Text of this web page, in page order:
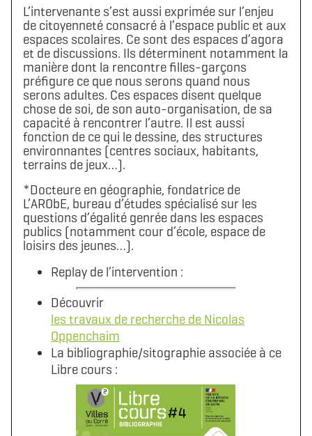
L’intervenante s’est aussi exprimée sur l’enjeu
de citoyenneté consacré à l’espace public et aux
espaces scolaires. Ce sont des espaces d’agora
et de discussions. Ils déterminent notamment la
manière dont la rencontre filles-garçons
préfigure ce que nous serons quand nous
serons adultes. Ces espaces disent quelque
chose de soi, de son auto-organisation, de sa
capacité à rencontrer l’autre. Il est aussi
fonction de ce qui le dessine, des structures
environnantes (centres sociaux, habitants,
terrains de jeux…).
*Docteure en géographie, fondatrice de
L’ARObE, bureau d’études spécialisé sur les
questions d’égalité genrée dans les espaces
publics (notamment cour d’école, espace de
loisirs des jeunes…).
Replay de l’intervention :
Découvrir
les travaux de recherche de Nicolas
Oppenchaim
La bibliographie/sitographie associée à ce
Libre cours :